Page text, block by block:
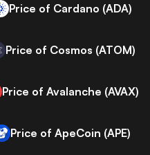
Price of Cardano (ADA)
Price of Cosmos (ATOM)
Price of Avalanche (AVAX)
Price of ApeCoin (APE)